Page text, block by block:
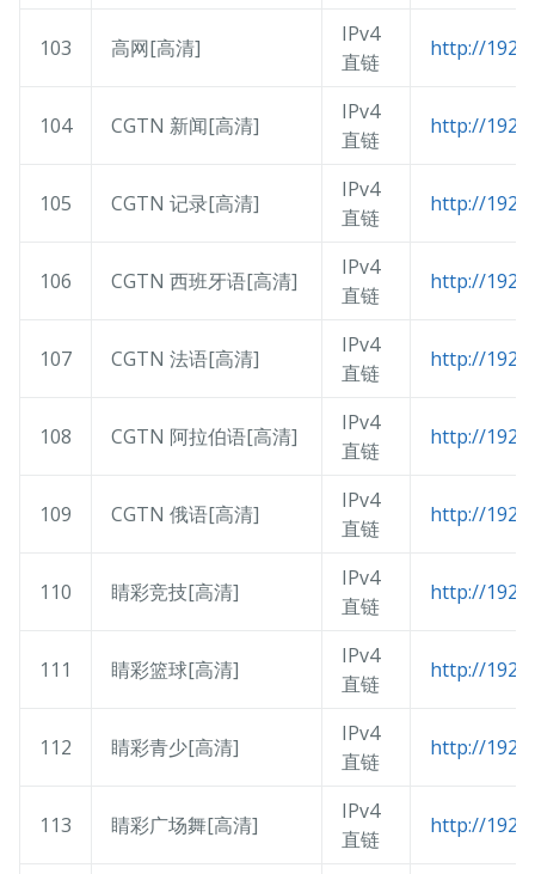
103 高网[高清]
IPv4
直链
http://
104 CGTN 新闻[高清]
IPv4
直链
http://
105 CGTN 记录[高清]
IPv4
直链
http://
106 CGTN 西班牙语[高清]
IPv4
直链
http://
107 CGTN 法语[高清]
IPv4
直链
http://
108 CGTN 阿拉伯语[高清]
IPv4
直链
http://
109 CGTN 俄语[高清]
IPv4
直链
http://
110 睛彩竞技[高清]
IPv4
直链
http://
111 睛彩篮球[高清]
IPv4
直链
http://
112 睛彩青少[高清]
IPv4
直链
http://
113 睛彩广场舞[高清]
IPv4
直链
http://